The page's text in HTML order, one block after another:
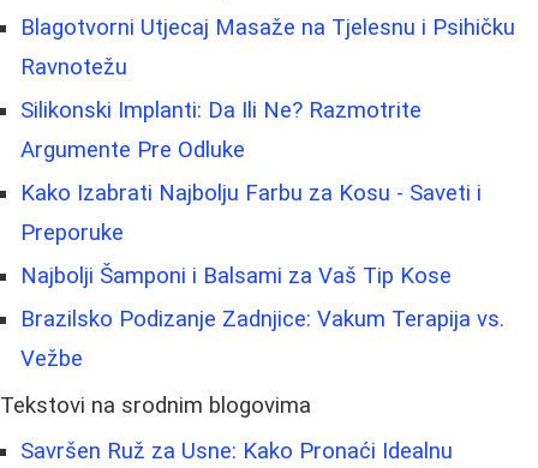
Blagotvorni Utjecaj Masaže na Tjelesnu i Psihičku
Ravnotežu
Silikonski Implanti: Da Ili Ne? Razmotrite
Argumente Pre Odluke
Kako Izabrati Najbolju Farbu za Kosu - Saveti i
Preporuke
Najbolji Šamponi i Balsami za Vaš Tip Kose
Brazilsko Podizanje Zadnjice: Vakum Terapija vs.
Vežbe
Tekstovi na srodnim blogovima
Savršen Ruž za Usne: Kako Pronaći Idealnu